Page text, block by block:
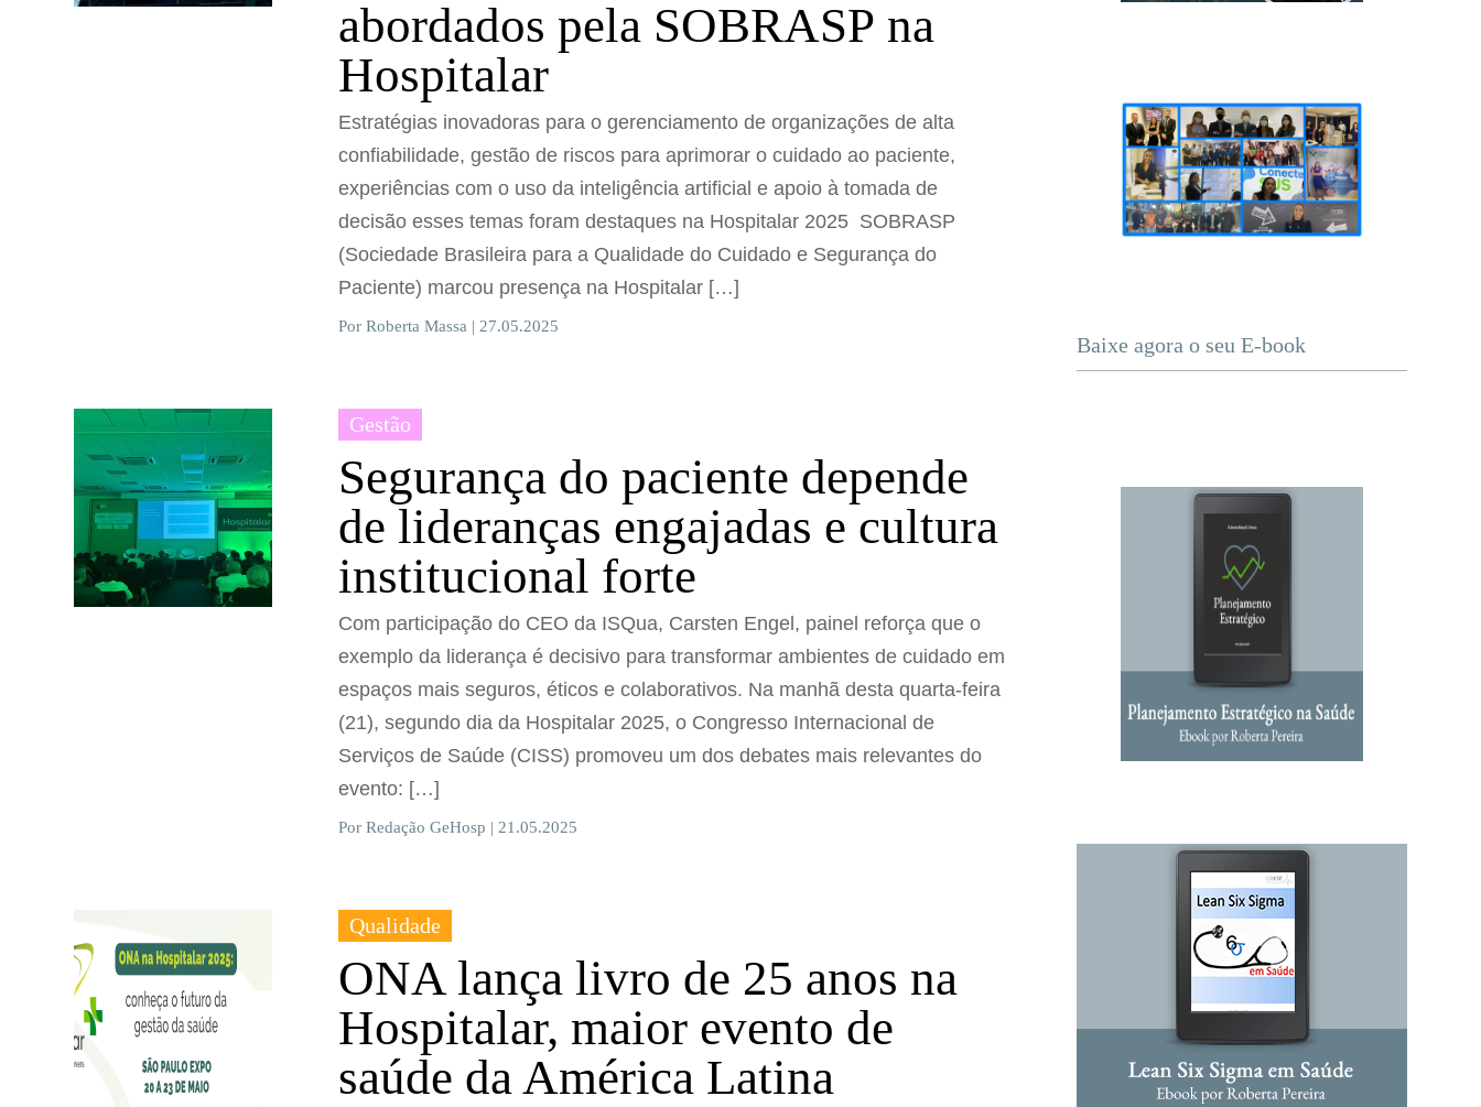
abordados pela SOBRASP na
Hospitalar
Estratégias inovadoras para o gerenciamento de organizações de alta
confiabilidade, gestão de riscos para aprimorar o cuidado ao paciente,
experiências com o uso da inteligência artificial e apoio à tomada de
decisão esses temas foram destaques na Hospitalar 2025 SOBRASP
(Sociedade Brasileira para a Qualidade do Cuidado e Segurança do
Paciente) marcou presença na Hospitalar […]
Por Roberta Massa | 27.05.2025
Gestão
Segurança do paciente depende
de lideranças engajadas e cultura
institucional forte
Com participação do CEO da ISQua, Carsten Engel, painel reforça que o
exemplo da liderança é decisivo para transformar ambientes de cuidado em
espaços mais seguros, éticos e colaborativos. Na manhã desta quarta-feira
(21), segundo dia da Hospitalar 2025, o Congresso Internacional de
Serviços de Saúde (CISS) promoveu um dos debates mais relevantes do
evento: […]
Por Redação GeHosp | 21.05.2025
Qualidade
ONA lança livro de 25 anos na
Hospitalar, maior evento de
saúde da América Latina
Baixe agora o seu E-book